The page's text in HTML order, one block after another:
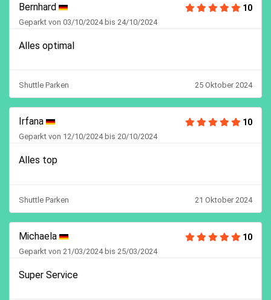
Bernhard 10
Geparkt von 03/10/2024 bis 24/10/2024
Alles optimal
Shuttle Parken 25 Oktober 2024
Irfana 10
Geparkt von 12/10/2024 bis 20/10/2024
Alles top
Shuttle Parken 21 Oktober 2024
Michaela 10
Geparkt von 21/03/2024 bis 25/03/2024
Super Service